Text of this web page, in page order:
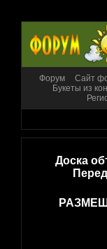
Форум Сайт
Букеты из
Доска